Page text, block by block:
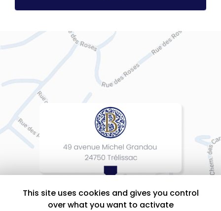
This site uses cookies and gives you control
over what you want to activate